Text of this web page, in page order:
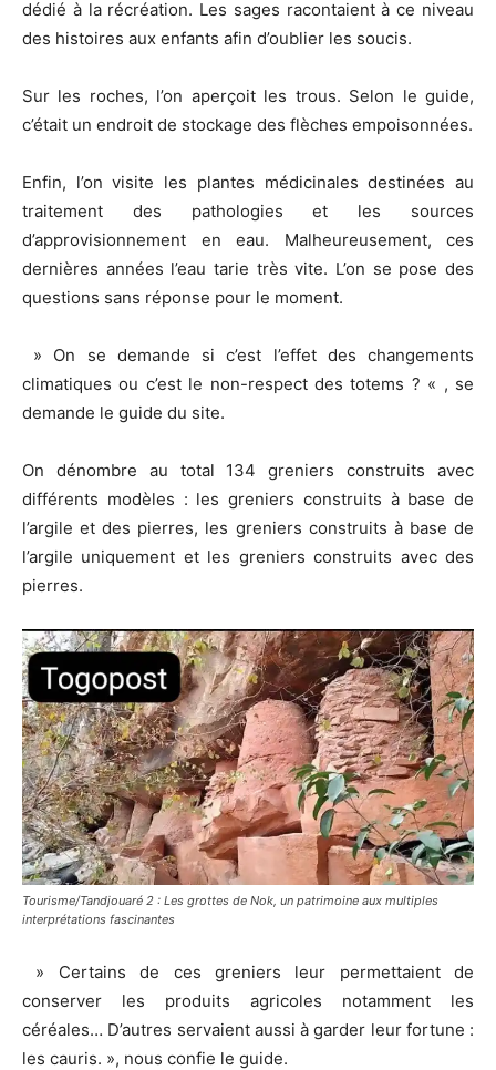
dédié à la récréation. Les sages racontaient à ce niveau
des histoires aux enfants afin d’oublier les soucis.
Sur les roches, l’on aperçoit les trous. Selon le guide,
c’était un endroit de stockage des flèches empoisonnées.
Enfin, l’on visite les plantes médicinales destinées au
traitement des pathologies et les sources
d’approvisionnement en eau. Malheureusement, ces
dernières années l’eau tarie très vite. L’on se pose des
questions sans réponse pour le moment.
» On se demande si c’est l’effet des changements
climatiques ou c’est le non-respect des totems ? « , se
demande le guide du site.
On dénombre au total 134 greniers construits avec
différents modèles : les greniers construits à base de
l’argile et des pierres, les greniers construits à base de
l’argile uniquement et les greniers construits avec des
pierres.
Tourisme/Tandjouaré 2 : Les grottes de Nok, un patrimoine aux multiples
interprétations fascinantes
» Certains de ces greniers leur permettaient de
conserver les produits agricoles notamment les
céréales… D’autres servaient aussi à garder leur fortune :
les cauris. », nous confie le guide.